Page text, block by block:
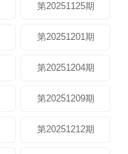
第20251125期
第20251201期
第20251204期
第20251209期
第20251212期